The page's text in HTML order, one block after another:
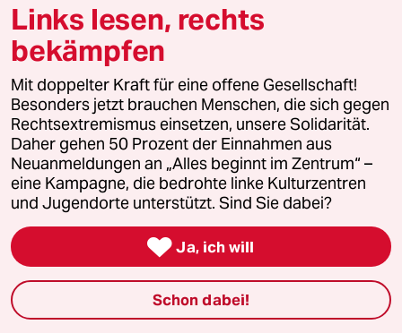
Nachdem die Linke innerhalb des BSW eher
nach rechts rückt, bleibt unklar, ob sich die
Linke als Partei nochmals reaktivieren kann.
Mit dem Zugehen auf die Mitte der
Gesellschaft, wird ein Angebot für Diejenigen
gemacht, die zuletzt von Ängsten des sozialen
Abstiegs getrieben wurden. Es wäre zu
begrüßen, dass das die Trotzreaktion, dann
Die SPD hat den Mindestlohn eingeführt, ihn
erhöht und plant nun die nächste Erhöhung.
Das wurde vor den vergangenen Wahlen
angekündigt und auch durchgesetzt und
Links lesen, rechts
bekämpfen
Mit doppelter Kraft für eine offene Gesellschaft!
Besonders jetzt brauchen Menschen, die sich gegen
Rechtsextremismus einsetzen, unsere Solidarität.
Daher gehen 50 Prozent der Einnahmen aus
Neuanmeldungen an „Alles beginnt im Zentrum“ –
eine Kampagne, die bedrohte linke Kulturzentren
und Jugendorte unterstützt. Sind Sie dabei?
 Ja, ich will
Schon dabei!